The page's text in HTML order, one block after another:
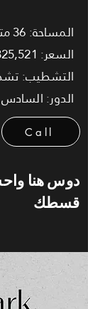
المساحة: 36 متر مربع
السعر: 3,325,521 جنيه مصري
التشطيب:
الدور: السادس
Call
دوس هنا
قسطك